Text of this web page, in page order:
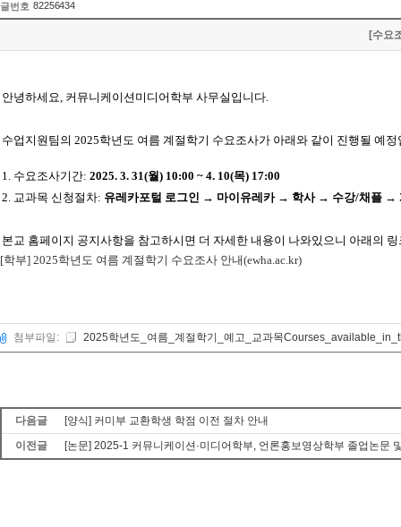
글번호 82256434
[수요
안녕하세요, 커뮤니케이션미디어학부 사무실입니다.
수업지원팀의 2025학년도 여름 계절학기 수요조사가 아래와 같이 진행될 예정
1. 수요조사기간: 2025. 3. 31(월) 10:00 ~ 4. 10(목) 17:00
2. 교과목 신청절차: 유레카포털 로그인 → 마이유레카 → 학사 → 수강/채플 →
본교 홈페이지 공지사항을 참고하시면 더 자세한 내용이 나와있으니 아래의
[학부] 2025학년도 여름 계절학기 수요조사 안내(ewha.ac.kr)
첨부파일: 2025학년도_여름_계절학기_예고_교과목
다음글
[양식] 커미부 교환학생 학점 이전 절차 안내
이전글
[논문] 2025-1 커뮤니케이션·미디어학부, 언론홍보영상학부 졸업논문